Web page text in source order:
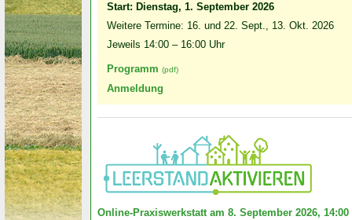
Start: Dienstag, 1. September 2026
Weitere Termine: 16. und 22. Sept., 13. Okt. 2026
Jeweils 14:00 – 16:00 Uhr
Programm (pdf)
Anmeldung
Online-Praxiswerkstatt am 8. September 2026,